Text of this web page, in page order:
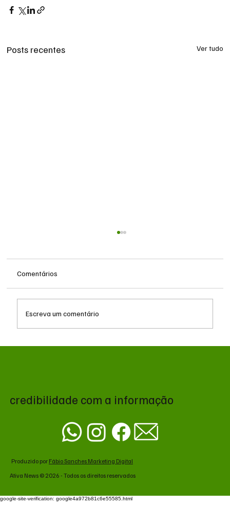
Posts recentes Ver tudo
Comentários
Escreva um comentário
credibilidade com a informação
Produzido por Fábio Sanches Marketing Digital
Ativa News © 2026 - Todos os direitos reservados
google-site-verification: google4a972b81c6e55585.html